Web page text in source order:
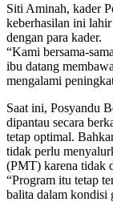
Siti Aminah, kader
keberhasilan ini lahir
dengan para kader.
“Kami bersama-
ibu datang
mengalami
Saat ini, Posyandu
dipantau secara
tetap optimal.
tidak perlu
(PMT) karena tidak
“Program itu tetap
balita dalam kondisi